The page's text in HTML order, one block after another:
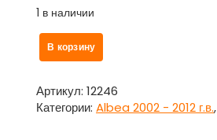
1 в наличии
Количество
товара
багажника
для
В корзину
Артикул: 12246
Категории: Albea 2002 - 2012 г.в.,